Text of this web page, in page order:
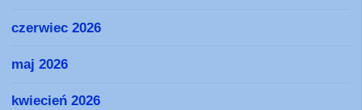
czerwiec 2026
maj 2026
kwiecień 2026